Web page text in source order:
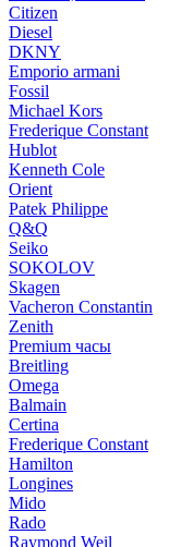
Citizen
Diesel
DKNY
Emporio armani
Fossil
Michael Kors
Frederique Constant
Hublot
Kenneth Cole
Orient
Patek Philippe
Q&Q
Seiko
SOKOLOV
Skagen
Vacheron Constantin
Zenith
Premium часы
Breitling
Omega
Balmain
Certina
Frederique Constant
Hamilton
Longines
Mido
Rado
Raymond Weil